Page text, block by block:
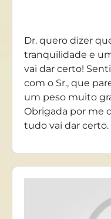
Dr. quero dizer
tranquilidade e
vai dar certo!
com o Sr., que
um peso muito
Obrigada por me
tudo vai dar certo.